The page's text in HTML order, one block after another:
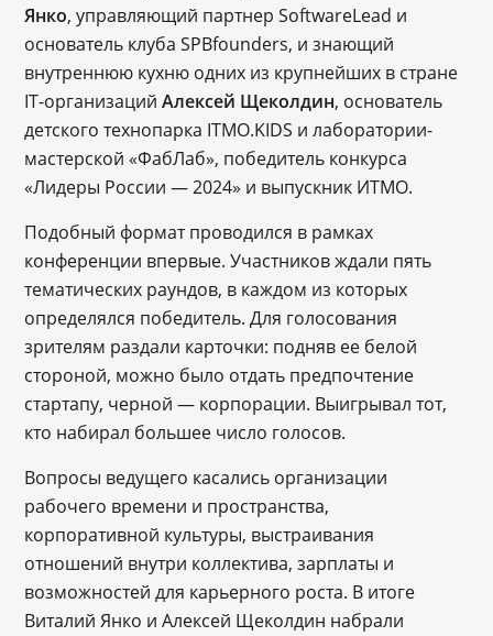
Янко, управляющий партнер SoftwareLead и
основатель клуба SPBfounders, и знающий
внутреннюю кухню одних из крупнейших в стране
IT-организацийАлексей Щеколдин, основатель
детского технопарка ITMO.KIDS и лаборатории-
мастерской «ФабЛаб», победитель конкурса
«Лидеры России — 2024» и выпускник ИТМО.
Подобный формат проводился в рамках
конференции впервые. Участников ждали пять
тематических раундов, в каждом из которых
определялся победитель. Для голосования
зрителям раздали карточки: подняв ее белой
стороной, можно было отдать предпочтение
стартапу, черной — корпорации. Выигрывал тот,
кто набирал большее число голосов.
Вопросы ведущего касались организации
рабочего времени и пространства,
корпоративной культуры, выстраивания
отношений внутри коллектива, зарплаты и
возможностей для карьерного роста. В итоге
Виталий Янко и Алексей Щеколдин набрали